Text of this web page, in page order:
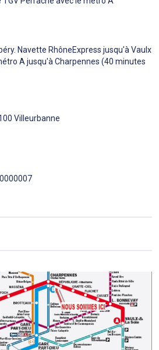
Navette RhôneExpress jusqu'à Vaulx
A jusqu'à Charpennes (40 minutes
Villeurbanne